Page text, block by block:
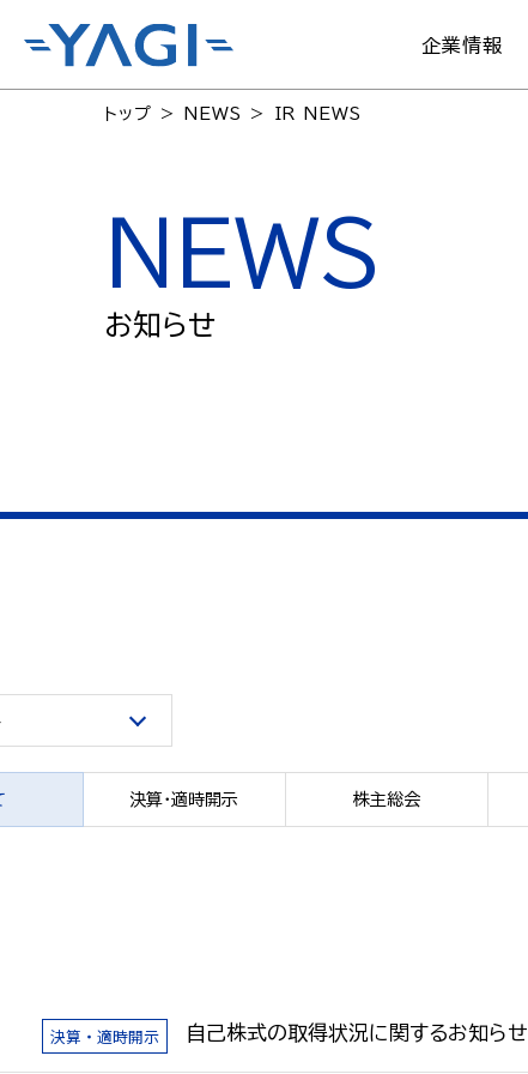
企業情報
トップ NEWS IR NEWS
NEWS
お知らせ
決算・適時開示 株主総会
決算・適時開示 自己株式の取得状況に関するお知らせ